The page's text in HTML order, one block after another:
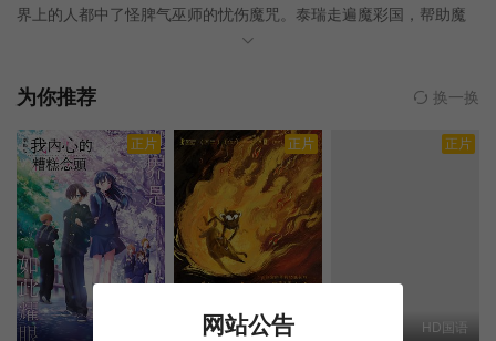
界上的人都中了怪脾气巫师的忧伤魔咒。泰瑞走遍魔彩国，帮助魔
彩国公主寻找能让每一个人快乐的钥匙，一路上战胜各种奇怪的生
为你推荐 换一换
正片 正片
HD国语
正片
HD国语
网站公告